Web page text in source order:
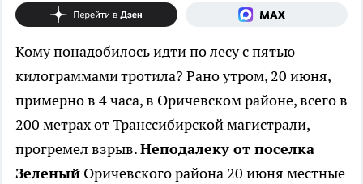
Кому понадобилось идти по лесу с пятью
килограммами тротила? Рано утром, 20 июня,
примерно в 4 часа, в Оричевском районе, всего в
200 метрах от Транссибирской магистрали,
прогремел взрыв.Неподалеку от поселка
Зеленый Оричевского района 20 июня местные